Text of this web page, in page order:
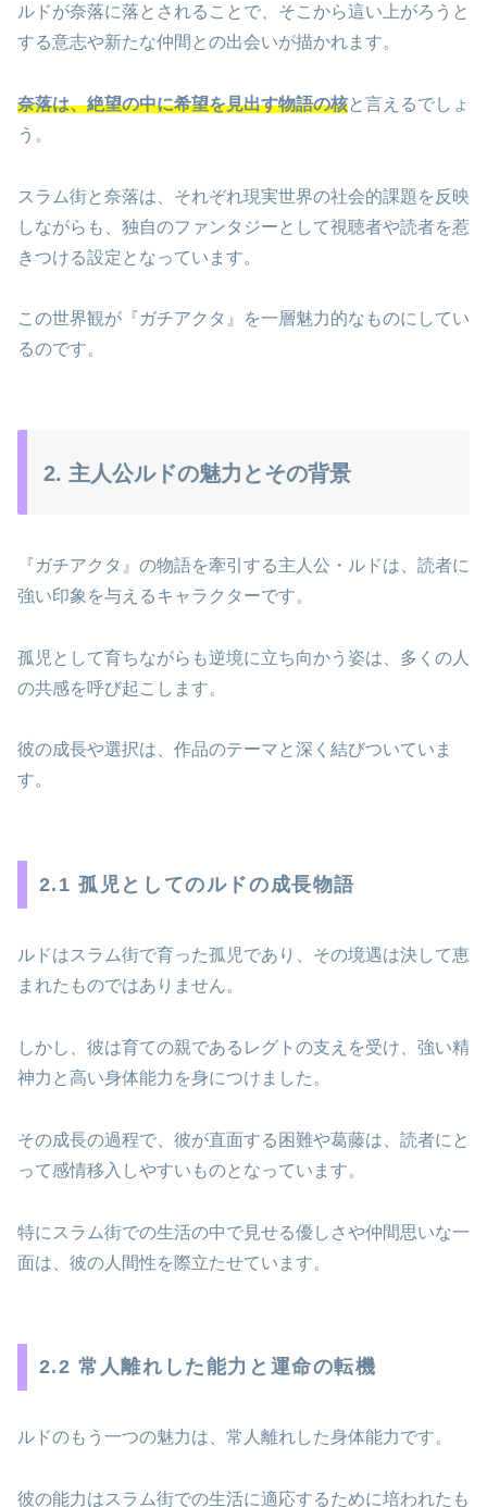
ルドが奈落に落とされることで、そこから這い上がろうと
する意志や新たな仲間との出会いが描かれます。
奈落は、絶望の中に希望を見出す物語の核と言えるでしょ
う。
スラム街と奈落は、それぞれ現実世界の社会的課題を反映
しながらも、独自のファンタジーとして視聴者や読者を惹
きつける設定となっています。
この世界観が『ガチアクタ』を一層魅力的なものにしてい
るのです。
2. 主人公ルドの魅力とその背景
『ガチアクタ』の物語を牽引する主人公・ルドは、読者に
強い印象を与えるキャラクターです。
孤児として育ちながらも逆境に立ち向かう姿は、多くの人
の共感を呼び起こします。
彼の成長や選択は、作品のテーマと深く結びついていま
す。
2.1 孤児としてのルドの成長物語
ルドはスラム街で育った孤児であり、その境遇は決して恵
まれたものではありません。
しかし、彼は育ての親であるレグトの支えを受け、強い精
神力と高い身体能力を身につけました。
その成長の過程で、彼が直面する困難や葛藤は、読者にと
って感情移入しやすいものとなっています。
特にスラム街での生活の中で見せる優しさや仲間思いな一
面は、彼の人間性を際立たせています。
2.2 常人離れした能力と運命の転機
ルドのもう一つの魅力は、常人離れした身体能力です。
彼の能力はスラム街での生活に適応するために培われたも